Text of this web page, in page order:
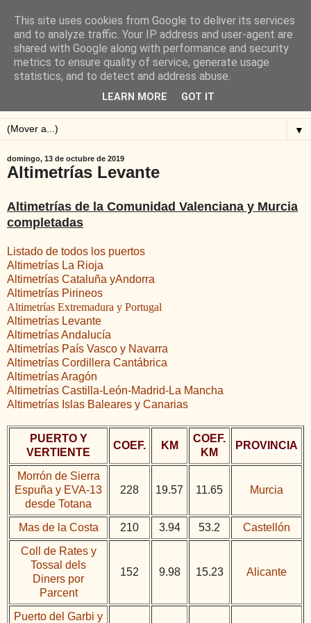
Blog de Alejandro San
Vicente
Blog sobre ciclismo: perfiles y altimetrías.
▼
domingo, 13 de octubre de 2019
Altimetrías Levante
Altimetrías de la Comunidad Valenciana y Murcia
completadas
Listado de todos los puertos
Altimetrías La Rioja
Altimetrías Cataluña yAndorra
Altimetrías Pirineos
Altimetrías Extremadura y Portugal
Altimetrías Levante
Altimetrías Andalucía
Altimetrías País Vasco y Navarra
Altimetrías Cordillera Cantábrica
Altimetrías Aragón
Altimetrías Castilla-León-Madrid-La Mancha
Altimetrías Islas Baleares y Canarias
PUERTO Y
VERTIENTE
COEF. KM
COEF.
KM
PROVINCIA
Morrón de Sierra
Espuña y EVA-13
desde Totana
228 19.57 11.65 Murcia
Mas de la Costa 210 3.94 53.2
Castellón
Coll de Rates y
Tossal dels
Diners por
Parcent
152 9.98 15.23 Alicante
Puerto del Garbi y
This site uses cookies from Google to deliver its services
and to analyze traffic. Your IP address and user-agent are
shared with Google along with performance and security
metrics to ensure quality of service, generate usage
statistics, and to detect and address abuse.
LEARN MORE GOT IT